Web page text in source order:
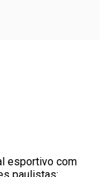
esportivo com